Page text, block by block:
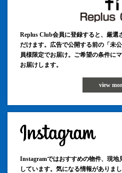
Replus Club会員に登録すると、厳選
だけます。広告で公開する前の「未
員様限定でお届け。ご希望の条件に
お届けします。
view
Instagramではおすすめの物件、現地
しています。気になる情報がありま